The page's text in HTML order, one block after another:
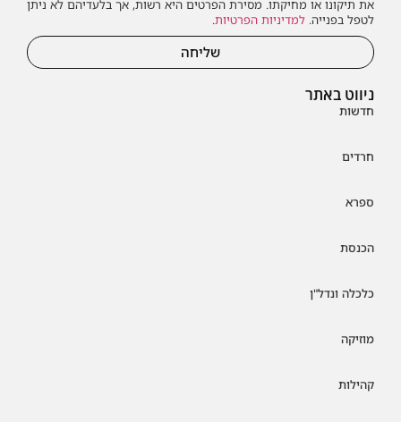
ניווט באתר
חדשות
חרדים
ספרא
הכנסת
כלכלה ונדל"ן
מוזיקה
קהילות
את תיקונו או מחיקתו. מסירת הפרטים היא רשות, אך בלעדיהם לא ניתן
לטפל בפנייה. למדיניות הפרטיות.
שליחה